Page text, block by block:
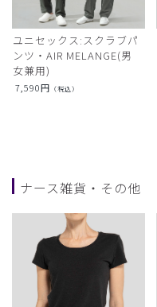
ユニセックス:スクラブパ
ンツ・AIR MELANGE(男
女兼用)
7,590円 （税込）
ナース雑貨・その他